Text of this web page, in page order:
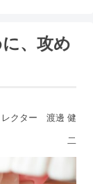
、攻め
レクター 渡邊 健
二